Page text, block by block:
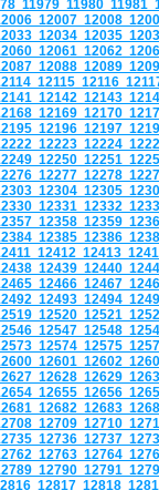
11979 11980 11981
12007 12008
12034 12035
12061 12062
12088 12089
12115 12116
12142 12143
12169 12170
12196 12197
12223 12224
12250 12251
12277 12278
12304 12305
12331 12332
12358 12359
12385 12386
12412 12413
12439 12440
12466 12467
12493 12494
12520 12521
12547 12548
12574 12575
12601 12602
12628 12629
12655 12656
12682 12683
12709 12710
12736 12737
12763 12764
12790 12791
12817 12818